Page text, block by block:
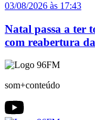
03/08/2026 às 17:43
Natal passa a ter
com reabertura
som+conteúdo